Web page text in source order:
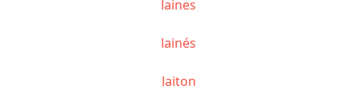
laines
lainés
laiton